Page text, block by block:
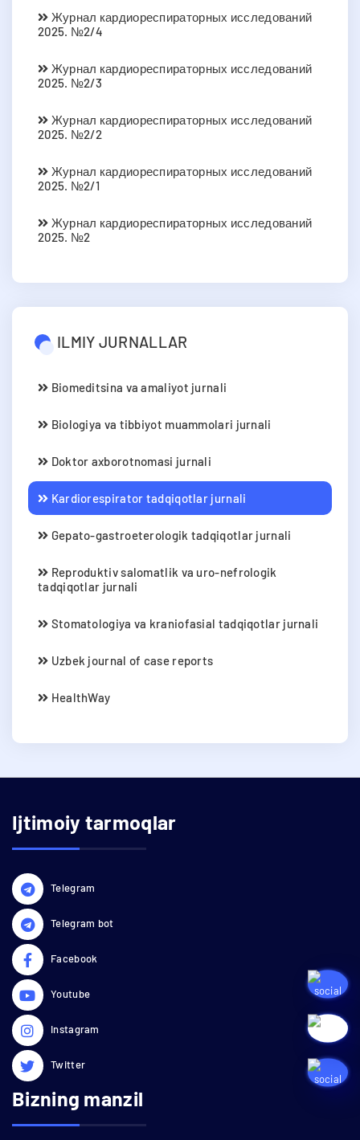
Журнал кардиореспираторных исследований
2025. №2/4
Журнал кардиореспираторных исследований
2025. №2/3
Журнал кардиореспираторных исследований
2025. №2/2
Журнал кардиореспираторных исследований
2025. №2/1
Журнал кардиореспираторных исследований
2025. №2
ILMIY JURNALLAR
Biomeditsina va amaliyot jurnali
Biologiya va tibbiyot muammolari jurnali
Doktor axborotnomasi jurnali
Kardiorespirator tadqiqotlar jurnali
Gepato-gastroeterologik tadqiqotlar jurnali
Reproduktiv salomatlik va uro-nefrologik
tadqiqotlar jurnali
Stomatologiya va kraniofasial tadqiqotlar jurnali
Uzbek journal of case reports
HealthWay
Ijtimoiy tarmoqlar
Telegram
Telegram bot
Facebook
Youtube
Instagram
Twitter
Bizning manzil